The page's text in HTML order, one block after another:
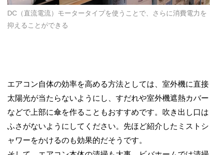
DC（直流電流）モータータイプを使うことで、さらに消費電力を
抑えることができる
エアコン自体の効率を高める方法としては、室外機に直接
太陽光が当たらないようにし、すだれや室外機遮熱カバー
などで上部に傘を作ることもおすすめです。吹き出し口は
ふさがないようにしてください。先ほど紹介したミストシ
ャワーをかけるのも効果的だそうです。